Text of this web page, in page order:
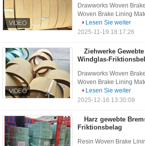
Drawworks Woven
Woven Brake Lining
Lesen Sie weiter
2025-11-19 18:17:26
Ziehwerke
Windglas-
Drawworks Woven
Woven Brake Lining
Lesen Sie weiter
2025-12-16 13:30:09
Harz gewebte
Friktionsbelag
Resin Woven Brake